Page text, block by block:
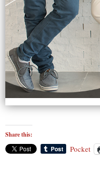
Share this:
Pocket